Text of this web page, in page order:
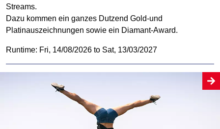
Streams.
Dazu kommen ein ganzes Dutzend Gold-und
Platinauszeichnungen sowie ein Diamant-Award.
Runtime: Fri, 14/08/2026 to Sat, 13/03/2027